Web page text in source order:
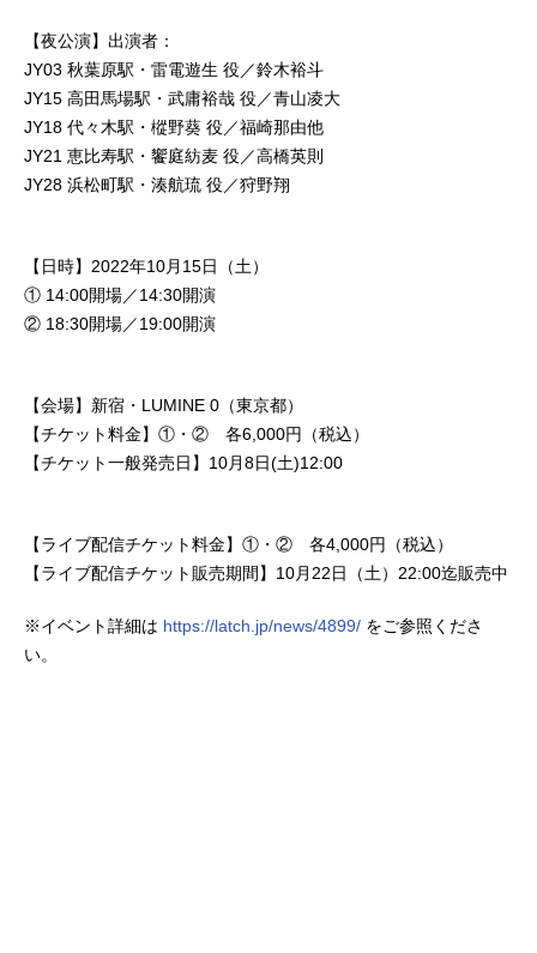
【夜公演】出演者：
JY03 秋葉原駅・雷電遊⽣ 役／鈴⽊裕⽃
JY15 ⾼⽥⾺場駅・武庸裕哉 役／⻘⼭凌⼤
JY18 代々⽊駅・樅野葵 役／福崎那由他
JY21 恵⽐寿駅・饗庭紡⻨ 役／⾼橋英則
JY28 浜松町駅・湊航琉 役／狩野翔
【日時】2022年10月15日（土）
① 14:00開場／14:30開演
② 18:30開場／19:00開演
【会場】新宿・LUMINE 0（東京都）
【チケット料金】①・② 各6,000円（税込）
【チケット一般発売日】10月8日(土)12:00
【ライブ配信チケット料金】①・② 各4,000円（税込）
【ライブ配信チケット販売期間】10月22日（土）22:00迄販売中
※イベント詳細は https://latch.jp/news/4899/ をご参照くださ
い。